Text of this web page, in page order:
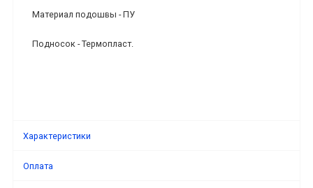
Материал подошвы - ПУ
Подносок - Термопласт.
Характеристики
Оплата